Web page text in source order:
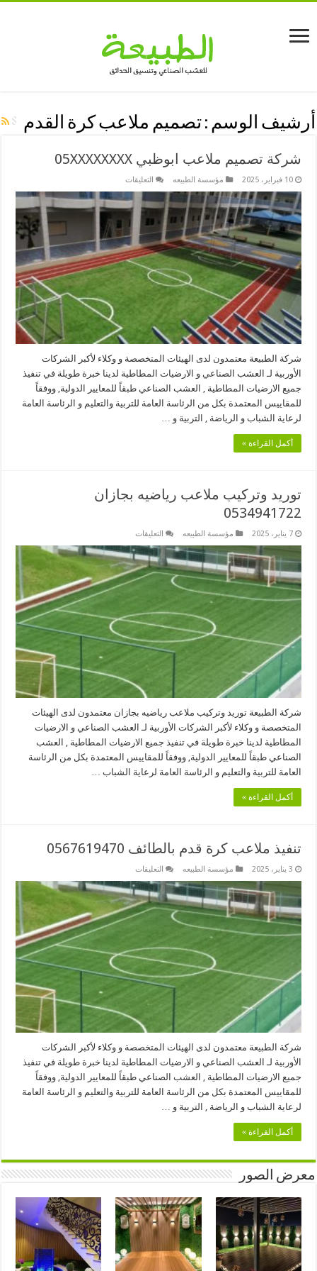
أرشيف الوسم :تصميم ملاعب كرة القدم
شركة تصميم ملاعب ابوظبي 05XXXXXXXX
10 فبراير، 2025 مؤسسة الطبيعه التعليقات
تصميم
ملاعب
05XXXXXXXX
مغلقة
شركة الطبيعة معتمدون لدى الهيئات المتخصصة و وكلاء لأكبر الشركات
الأوربية لـ العشب الصناعي و الارضيات المطاطية لدينا خبرة طويلة في تنفيذ
جميع الارضيات المطاطية , العشب الصناعي طبقاً للمعايير الدولية, ووفقاً
للمقاييس المعتمدة بكل من الرئاسة العامة للتربية والتعليم و الرئاسة العامة
لرعاية الشباب و الرياضة , التربية و …
أكمل القراءة »
توريد وتركيب ملاعب رياضيه بجازان
0534941722
7 يناير، 2025 مؤسسة الطبيعه التعليقات
وتركيب
ملاعب
رياضيه
بجازان
0534941722
شركة الطبيعة توريد وتركيب ملاعب رياضيه بجازان معتمدون لدى الهيئات
المتخصصة و وكلاء لأكبر الشركات الأوربية لـ العشب الصناعي و الارضيات
المطاطية لدينا خبرة طويلة في تنفيذ جميع الارضيات المطاطية , العشب
الصناعي طبقاً للمعايير الدولية, ووفقاً للمقاييس المعتمدة بكل من الرئاسة
العامة للتربية والتعليم و الرئاسة العامة لرعاية الشباب …
أكمل القراءة »
تنفيذ ملاعب كرة قدم بالطائف 0567619470
3 يناير، 2025 مؤسسة الطبيعه التعليقات
ملاعب
كرة
قدم
بالطائف
0567619470
شركة الطبيعة معتمدون لدى الهيئات المتخصصة و وكلاء لأكبر الشركات
الأوربية لـ العشب الصناعي و الارضيات المطاطية لدينا خبرة طويلة في تنفيذ
جميع الارضيات المطاطية , العشب الصناعي طبقاً للمعايير الدولية, ووفقاً
للمقاييس المعتمدة بكل من الرئاسة العامة للتربية والتعليم و الرئاسة العامة
لرعاية الشباب و الرياضة , التربية و …
أكمل القراءة »
معرض الصور